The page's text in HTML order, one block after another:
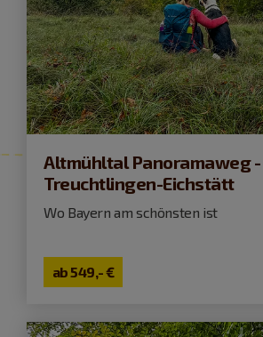
Altmühltal Panoramaweg -
Treuchtlingen-Eichstätt
Wo Bayern am schönsten ist
ab549,- €